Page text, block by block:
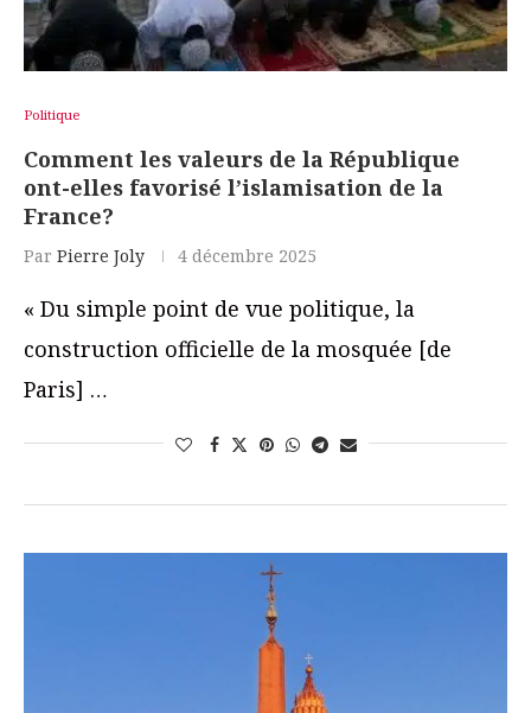
Politique
Comment les valeurs de la République
ont-elles favorisé l’islamisation de la
France?
Par Pierre Joly 4 décembre 2025
« Du simple point de vue politique, la
construction officielle de la mosquée [de
Paris] …